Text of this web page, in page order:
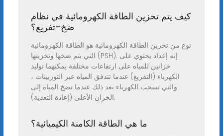
كيف يتم تخزين الطاقة الكهرومائية في نظام
ضخ-تفريغ؟
نوع من تخزين الطاقة الكهرومائية هو الطاقة الكهرومائية
التي يتم ضخها وتخزينها (PSH). إنه إعداد يحتوي على
خزانين للمياه على ارتفاعات مختلفة يمكنهما توليد
الكهرباء (التفريغ) عندما تتدفق المياه عبر التوربينات ،
والتي تسحب الكهرباء بعد ذلك عندما تضخ المياه إلى
الخزان الأعلى (إعادة التغذية).
ما هي الطاقة الكامنة الكيميائية؟